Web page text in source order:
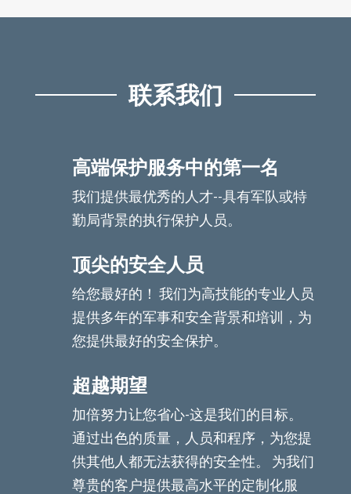
联系我们
高端保护服务中的第一名
我们提供最优秀的人才--具有军队或特
勤局背景的执行保护人员。
顶尖的安全人员
给您最好的！ 我们为高技能的专业人员
提供多年的军事和安全背景和培训，为
您提供最好的安全保护。
超越期望
加倍努力让您省心-这是我们的目标。
通过出色的质量，人员和程序，为您提
供其他人都无法获得的安全性。 为我们
尊贵的客户提供最高水平的定制化服